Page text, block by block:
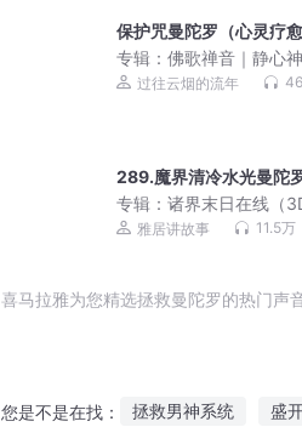
保护咒曼陀罗（心灵疗愈
专辑： 佛歌禅音｜静心
（精选集）
过往云烟的流年
289.魔界清冷水光曼陀
专辑： 诸界末日在线（
雅居讲故事 11.5万
喜马拉雅为您精选拯救曼陀罗的热门声
您是不是在找： 拯救男神系统 盛